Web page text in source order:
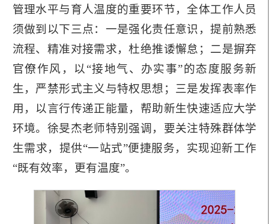
管理水平与育人温度的重要环节，全体工作人员
须做到以下三点：一是强化责任意识，提前熟悉
流程、精准对接需求，杜绝推诿懈怠；二是摒弃
官僚作风，以“接地气、办实事”的态度服务新
生，严禁形式主义与特权思想；三是发挥表率作
用，以言行传递正能量，帮助新生快速适应大学
环境。徐旻杰老师特别强调，要关注特殊群体学
生需求，提供“一站式”便捷服务，实现迎新工作
“既有效率，更有温度”。